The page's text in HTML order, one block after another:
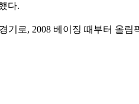
다.
기로, 2008 베이징 때부터 올림